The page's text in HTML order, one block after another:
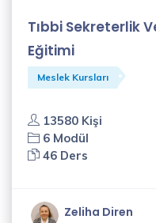
Tıbbi Sekreterlik
Eğitimi
Meslek Kursları
13580 Kişi
6 Modül
46 Ders
Zeliha Diren